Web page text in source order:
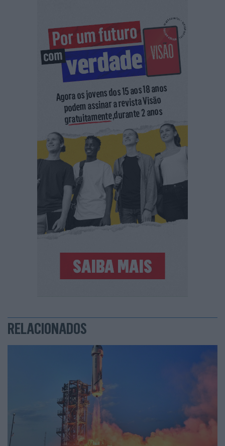
RELACIONADOS